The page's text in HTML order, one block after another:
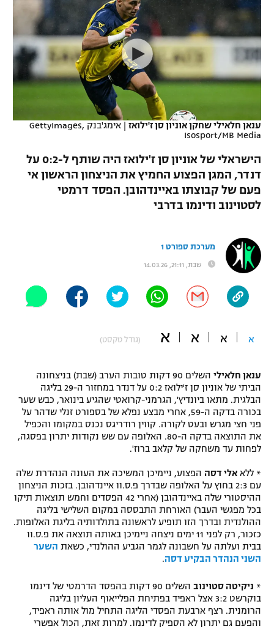
VOD
רץ ברשת
תוצאות
לוח שידורים
ברחבה
"מעל הליגה" – פודקאסט
"מחצית בשכונה" – פודקאסט
משתתפים וזוכים בפרסים
תקנון עבור פעילות אלקטרה
תקנון עבור פעילות ספורט 1 – "מרלן"
טניס
גיימינג E-Sports
מדיניות פרטיות
תקנון פעילות ספורט 1
רשיון להקרנה פומבית לבית עסק
הצטרפות לחבילת הערוצים
לוח דרושים – ג'ובנט
נבחרת ישראל
מכבי חיפה
בית"ר ירושלים
הפועל תל אביב
הפועל חיפה
הפועל באר שבע
בני יהודה
ליגה ספרדית
ליגה איטלקית
ליגה צרפתית
ליגה סינית
ליגה ברזילאית
כדורסל נשים
מכבי תל אביב
דני אבדיה
יורוקאפ
טניס
כדוריד
שחייה
אגרוף
ספורט אולימפי
UFC
היאבקות WWE
אופניים
פוטבול אמריקאי NFL
בייסבול MLB
ספורט אתגרי ואקסטרים
אומנויות לחימה
גיימינג E-Sports
ענאן חלאילי שחקן אוניון סן ז'ילואז |
אימג'בנק GettyImages,
Isosport/MB Media
הישראלי של אוניון סן ז'ילואז היה שותף ל-0:2 על
דנדר, המגן הפצוע החמיץ את הניצחון הראשון אי
פעם של קבוצתו באיינדהובן. הפסד דרמטי
לסטוינוב ודינמו בדרבי
מערכת ספורט 1
שבת, 21:11, 14.03.26
א א א א (גודל טקסט)
ענאן חלאילי
השלים 90 דקות טובות הערב (שבת) בניצחונה
הביתי של אוניון סן ז'ילואז 0:2 על דנדר במחזור ה-29 בליגה
הבלגית. מתאו ביונדיץ', הגרמני-קרואטי שהגיע בינואר, כבש שער
בכורה בדקה ה-59, אחרי מבצע נפלא של בספורט זנלי שדהר על
פני חצי מגרש ובעט לקורה. קווין רודריגס נכנס במקומו והכפיל
את התוצאה בדקה ה-80. האלופה עם שש נקודות יתרון בפסגה,
לפחות עד משחקה של קלאב ברוז'.
* ללא אלי דסה הפצוע, ניימיכן המשיכה את העונה הנהדרת שלה
עם 2:3 בחוץ על האלופה שבדרך פ.ס.וו איינדהובן. בזכות הניצחון
ההיסטורי שלה באיינדהובן (אחרי 42 הפסדים וחמש תוצאות תיקו
בכל מפגשי העבר) האורחת התבססה במקום השלישי בליגה
ההולנדית ובדרך הזו תופיע לראשונה בתולדותיה בליגת האלופות.
כזכור, רק לפני 11 ימים ניצחה ניימיכן באותה תוצאה את פ.ס.וו
בבית ועלתה על חשבונה לגמר הגביע ההולנדי, כשאת השער
השני הנהדר הבקיע דסה.
* ניקיטה סטוינוב
השלים 90 דקות בהפסד הדרמטי של דינמו
בוקרשט 3:2 אצל ראפיד בפתיחת הפלייאוף העליון בליגה
הרומנית. רצף ארבעת הפסדי הליגה התחיל מול אותה ראפיד,
והפעם גם יתרון לא הספיק לדינמו. למרות זאת, הכול אפשרי